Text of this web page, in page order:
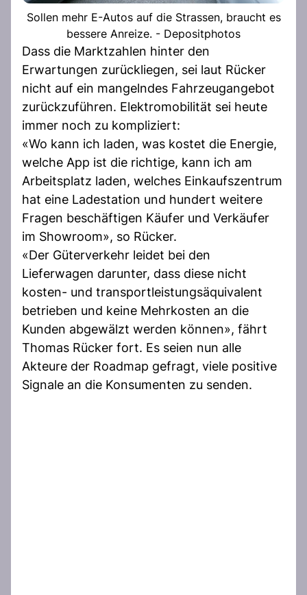
Sollen mehr E-Autos auf die Strassen, braucht es
bessere Anreize. - Depositphotos
Dass die Marktzahlen hinter den
Erwartungen zurückliegen, sei laut Rücker
nicht auf ein mangelndes Fahrzeugangebot
zurückzuführen. Elektromobilität sei heute
immer noch zu kompliziert:
«Wo kann ich laden, was kostet die Energie,
welche App ist die richtige, kann ich am
Arbeitsplatz laden, welches Einkaufszentrum
hat eine Ladestation und hundert weitere
Fragen beschäftigen Käufer und Verkäufer
im Showroom», so Rücker.
«Der Güterverkehr leidet bei den
Lieferwagen darunter, dass diese nicht
kosten- und transportleistungsäquivalent
betrieben und keine Mehrkosten an die
Kunden abgewälzt werden können», fährt
Thomas Rücker fort. Es seien nun alle
Akteure der Roadmap gefragt, viele positive
Signale an die Konsumenten zu senden.